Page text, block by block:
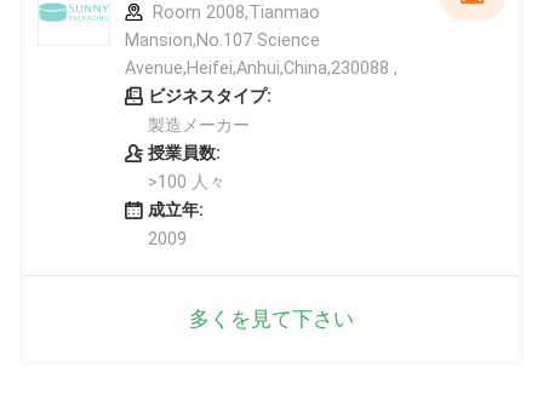
Room 2008,Tianmao
Mansion,No.107 Science
Avenue,Heifei,Anhui,China,230088 ,
ビジネスタイプ:
製造メーカー
授業員数:
>100 人々
成立年:
2009
多くを見て下さい